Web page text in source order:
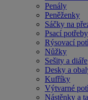
Penály
Peněženky
Sáčky na
Psací potřeby
Rýsovací
Nůžky
Sešity a diáře
Desky a
Kufříky
Výtvarné
Nástěnky a